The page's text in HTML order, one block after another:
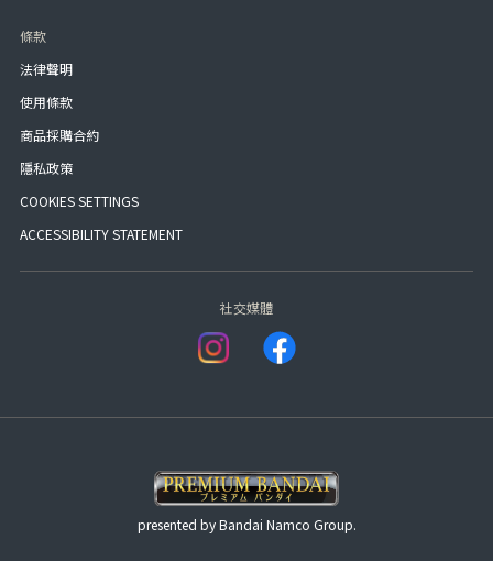
條款
法律聲明
使用條款
商品採購合約
隱私政策
COOKIES SETTINGS
ACCESSIBILITY STATEMENT
社交媒體
presented by Bandai Namco Group.